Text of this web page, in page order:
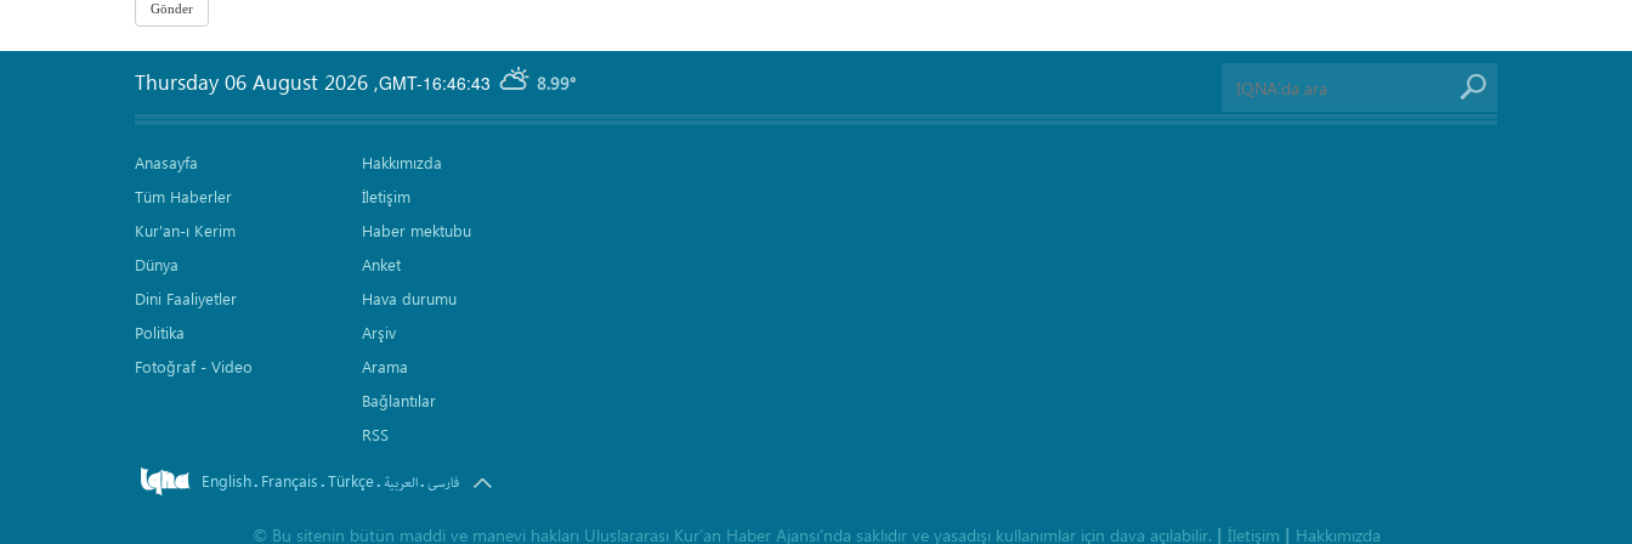
GMT-16:46:43 8.99°
Thursday 06 August 2026 ,
Anasayfa
Tüm Haberler
Kur'an-ı Kerim
Dünya
Dini Faaliyetler
Politika
Fotoğraf - Video
Hakkımızda
İletişim
Haber mektubu
Anket
Hava durumu
Arşiv
Arama
Bağlantılar
RSS
English. Français.Türkçe. العربیة.فارسی
© Bu sitenin bütün maddi ve manevi hakları Uluslararası Kur’an Haber Ajansı’nda saklıdır ve yasadışı kullanımlar için dava açılabilir. | İletişim | Hakkımızda